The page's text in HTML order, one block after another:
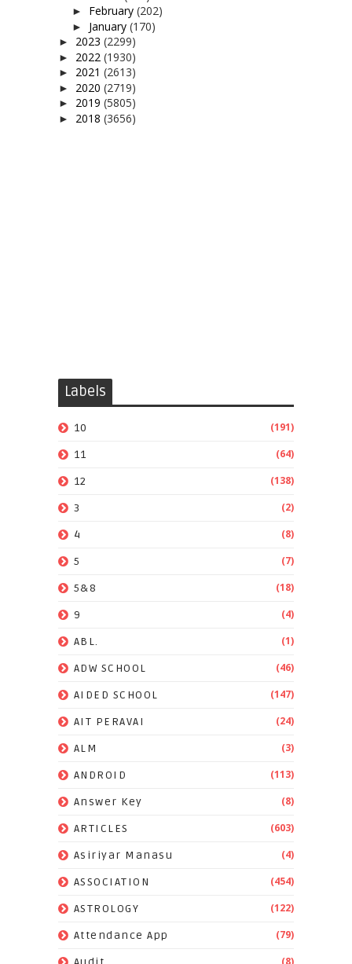
► February (202)
► January (170)
► 2023 (2299)
► 2022 (1930)
► 2021 (2613)
► 2020 (2719)
► 2019 (5805)
► 2018 (3656)
Labels
10 (191)
11 (64)
12 (138)
3 (2)
4 (8)
5 (7)
5&8 (18)
9 (4)
ABL. (1)
ADW SCHOOL (46)
AIDED SCHOOL (147)
AIT PERAVAI (24)
ALM (3)
ANDROID (113)
Answer Key (8)
ARTICLES (603)
Asiriyar Manasu (4)
ASSOCIATION (454)
ASTROLOGY (122)
Attendance App (79)
(8)